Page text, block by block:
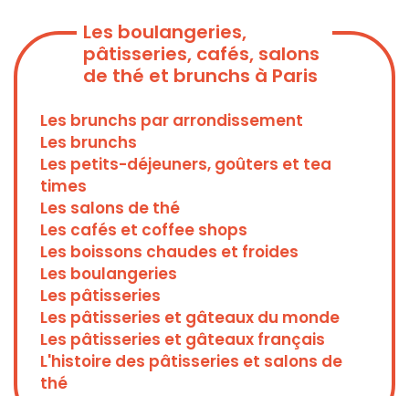
Les boulangeries,
pâtisseries, cafés, salons
de thé et brunchs à Paris
Les brunchs par arrondissement
Les brunchs
Les petits-déjeuners, goûters et tea
times
Les salons de thé
Les cafés et coffee shops
Les boissons chaudes et froides
Les boulangeries
Les pâtisseries
Les pâtisseries et gâteaux du monde
Les pâtisseries et gâteaux français
L'histoire des pâtisseries et salons de
thé